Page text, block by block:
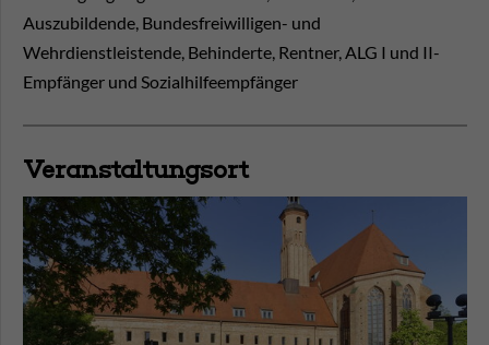
Auszubildende, Bundesfreiwilligen- und
Wehrdienstleistende, Behinderte, Rentner, ALG I und II-
Empfänger und Sozialhilfeempfänger
Veranstaltungsort